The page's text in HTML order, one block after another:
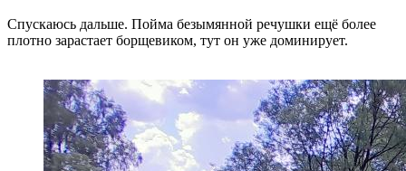
Спускаюсь дальше. Пойма безымянной речушки ещё более
плотно зарастает борщевиком, тут он уже доминирует.